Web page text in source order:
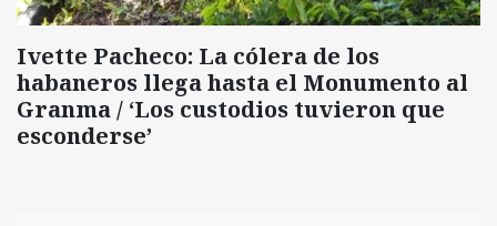
Ivette Pacheco: La cólera de los
habaneros llega hasta el Monumento al
Granma / ‘Los custodios tuvieron que
esconderse’